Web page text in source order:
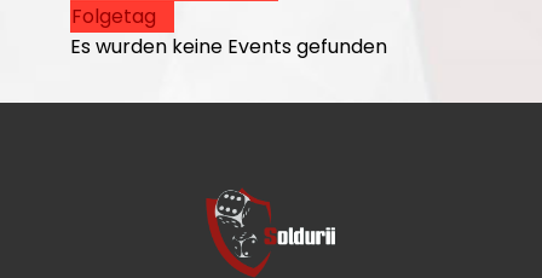
Folgetag
Es wurden keine Events gefunden